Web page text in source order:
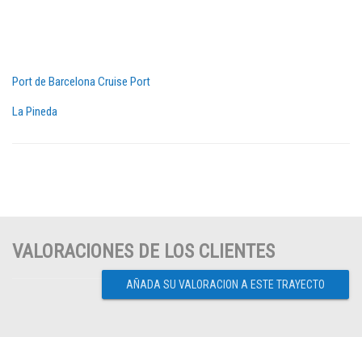
Port de Barcelona Cruise Port
La Pineda
VALORACIONES DE LOS CLIENTES
AÑADA SU VALORACION A ESTE TRAYECTO